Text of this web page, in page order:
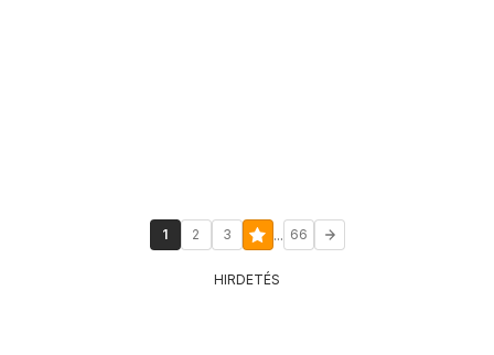
1 2 3 ... 66
HIRDETÉS